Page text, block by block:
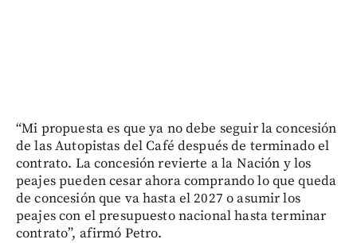
“Mi propuesta es que ya no debe seguir la concesión
de las Autopistas del Café después de terminado el
contrato. La concesión revierte a la Nación y los
peajes pueden cesar ahora comprando lo que queda
de concesión que va hasta el 2027 o asumir los
peajes con el presupuesto nacional hasta terminar
contrato”, afirmó Petro.